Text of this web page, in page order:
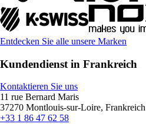
Entdecken Sie alle unsere Marken
Kundendienst in Frankreich
Kontaktieren Sie uns
11 rue Bernard Maris
37270 Montlouis-sur-Loire, Frankreich
+33 1 86 47 62 58